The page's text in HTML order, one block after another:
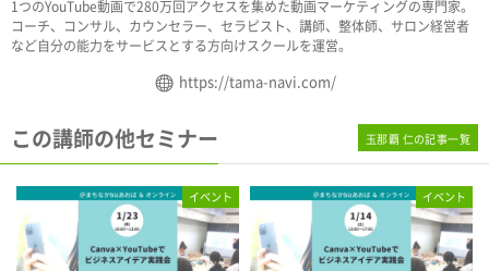
1つのYouTube動画で280万回アクセスを集めた動画マーケティングの専門家。
コーチ、コンサル、カウンセラー、セラピスト、講師、整体師、サロン経営者
など自分の能力をサービスとする方向けスクールを運営。
https://tama-navi.com/
この講師の他セミナー
イベント イベント
玉那覇 仁の記事一覧